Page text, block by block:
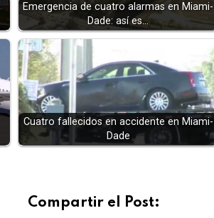
Emergencia de cuatro alarmas en Miami-
Dade: así es…
Cuatro fallecidos en accidente en Miami-
Dade
Compartir el Post: